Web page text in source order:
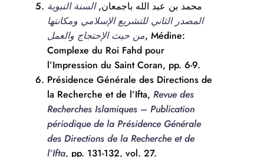
محمد بن عبد الله باجمعان,السنة النبوية
المصدر الثاني للتشريع الإسلامي ومكانتها
من حيث الإحتجاج والعمل, Médine:
Complexe du Roi Fahd pour
l’Impression du Saint Coran, pp. 6-9.
Présidence Générale des Directions de
la Recherche et de l’Ifta, Revue des
Recherches Islamiques – Publication
périodique de la Présidence Générale
des Directions de la Recherche et de
l’Ifta, pp. 131-132, vol. 27.